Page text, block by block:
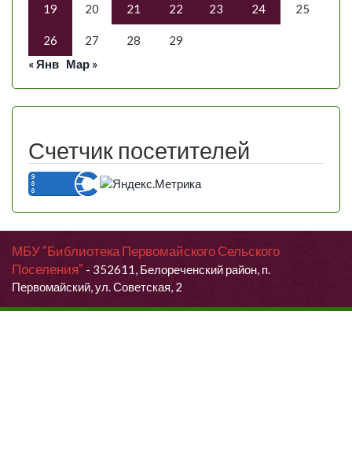
19 20 21 22 23 24 25
26 27 28
29
« Янв Мар »
Счетчик посетителей
МБУ "Библиотека Первомайского Сельского
Поселения" - 352611, Белореченский район, п.
Первомайский, ул. Советская, 2